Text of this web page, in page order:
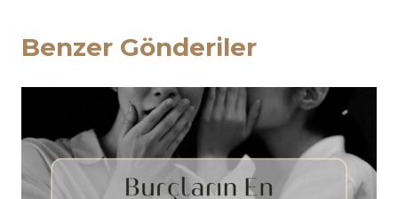
Benzer Gönderiler